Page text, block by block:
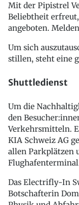
Mit der Pipistrel
Beliebtheit
angeboten.
Um sich
stillen, steht eine
Shuttledienst
Um die
den
Verkehrsmitteln.
KIA Schweiz AG
allen Parkplätzen
Das Electrifly-In
Botschafterin